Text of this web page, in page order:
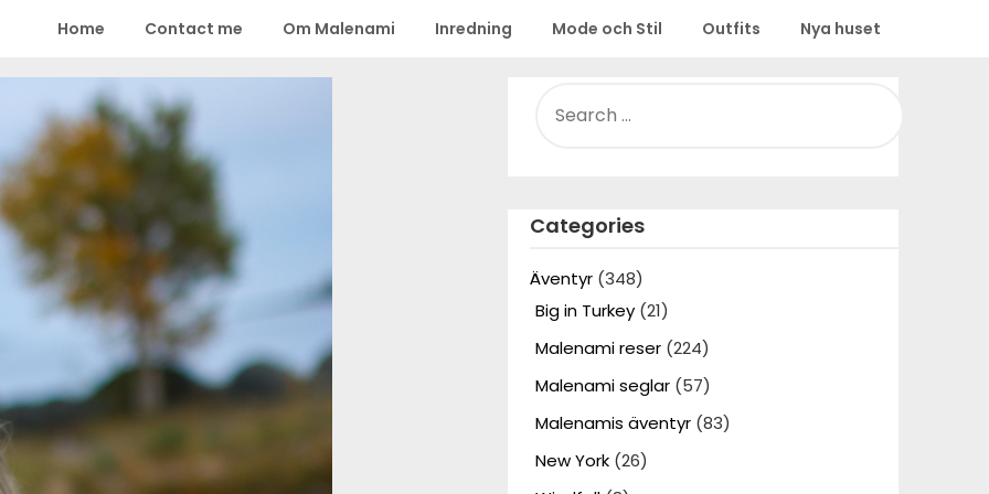
Home Contact me Om Malenami Inredning Mode och Stil Outfits Nya huset
FOR:
Categories
Äventyr(348)
Big in Turkey(21)
Malenami reser(224)
Malenami seglar(57)
Malenamis äventyr(83)
New York(26)